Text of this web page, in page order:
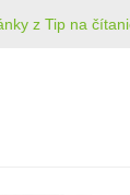
Marie
z Tip na